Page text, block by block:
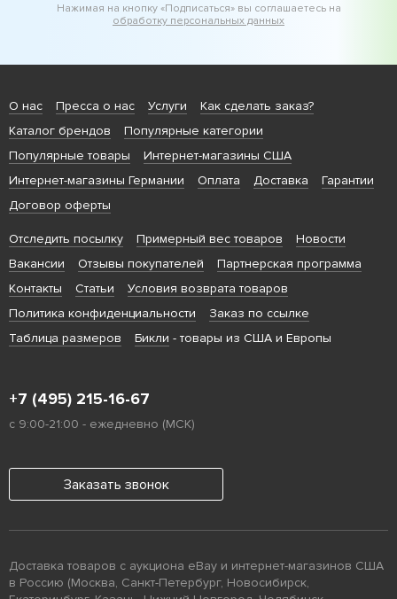
Нажимая на кнопку «Подписаться» вы соглашаетесь на
обработку персональных данных
О нас Пресса о нас Услуги
Как сделать заказ?
Каталог брендов
Популярные категории
Популярные товары
Интернет-магазины США
Интернет-магазины Германии
Оплата Доставка
Гарантии
Договор оферты
Отследить посылку Примерный вес товаров
Новости
Вакансии
Отзывы покупателей
Партнерская программа
Контакты
Статьи
Условия возврата товаров
Политика конфиденциальности
Заказ по ссылке
Таблица размеров
Бикли - товары из США и Европы
+7 (495) 215-16-67
с 9:00-21:00 - ежедневно (МСК)
Заказать звонок
Доставка товаров с аукциона eBay и интернет-магазинов США
в Россию (Москва, Санкт-Петербург, Новосибирск,